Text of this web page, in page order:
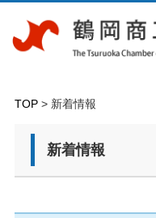
TOP> 新着情報
新着情報